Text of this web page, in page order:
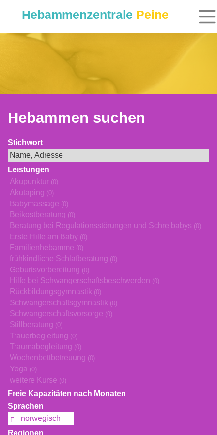
Hebammenzentrale Peine
Hebammen suchen
Stichwort
Leistungen
Akupunktur (0)
Akutaping (0)
Babymassage (0)
Beikostberatung (0)
Beratung bei Regulationsstörungen und Schreibabys (0)
Erste Hilfe am Baby (0)
Familienhebamme (0)
frühkindliche Schlafberatung (0)
Geburtsvorbereitung (0)
Hilfe bei Schwangerschaftsbeschwerden (0)
Rückbildungsgymnastik (0)
Schwangerschaftsgymnastik (0)
Schwangerschaftsvorsorge (0)
Stillberatung (0)
Trauerbegleitung (0)
Traumabegleitung (0)
Wochenbettbetreuung (0)
Yoga (0)
weitere Kurse (0)
Freie Kapazitäten nach Monaten
Sprachen
norwegisch
Regionen